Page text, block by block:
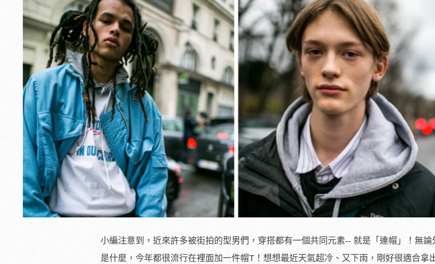
小編注意到，近來許多被街拍的型男們，穿搭都有一個共同元素-- 就是「連帽」！無論
是什麼，今年都很流行在裡面加一件帽T！想想最近天氣超冷、又下雨，剛好很適合拿